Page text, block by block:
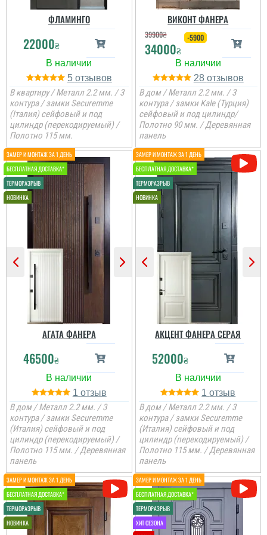
Женя
дверима, дуже
товстелезні та міцні на
вид двері, покриття яке
нічого ок боїться,
встановили швидко....
відчувається відразу з
першого погляду.
читати всі відгуки
Вероніка
Питання поирібно було
вирішувати, так як старі
вдері були
ФЛАМИНГО
22000₴
5
В квартиру / Металл 2.2 мм. / 3
контура / замки Securemme
(Італия) сейфовый и под
цилиндр (перекодируемый) /
Полотно 115 мм.
ВИКОНТ ФАНЕРА
39900₴
34000₴
-5900
28
В дом / Металл 2.2 мм. / 3
контура / замки Kale (Турция)
сейфовый и под цилиндр/
Полотно 90 мм. / Деревянная
панель
АГАТА ФАНЕРА
46500₴
1
В дом / Металл 2.2 мм. / 3
контура / замки Securemme
(Италия) сейфовый и под
цилиндр (перекодируемый) /
Полотно 115 мм. / Деревянная
панель
АКЦЕНТ ФАНЕРА СЕРАЯ
52000₴
1
В дом / Металл 2.2 мм. / 3
контура / замки Securemme
(Италия) сейфовый и под
цилиндр (перекодируемый) /
Полотно 115 мм. / Деревянная
панель